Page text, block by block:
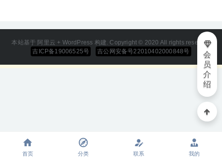
本站基于 阿里云 + WordPress 构建. Copyright © 2020 All rights reserved
吉ICP备19006525号
吉公网安备号22010402000848号
会
员
介
绍
首页 分类 联系 我的